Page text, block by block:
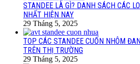
STANDEE LÀ GÌ? DANH SÁCH CÁC
NHẤT HIỆN NAY
29 Tháng 5, 2025
TOP CÁC STANDEE CUỐN NHÔM
TRÊN THỊ TRƯỜNG
29 Tháng 5, 2025